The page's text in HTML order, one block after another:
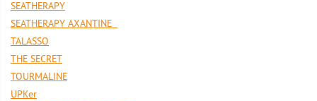
SEATHERAPY
SEATHERAPY AXANTINE
TALASSO
THE SECRET
TOURMALINE
UPKer